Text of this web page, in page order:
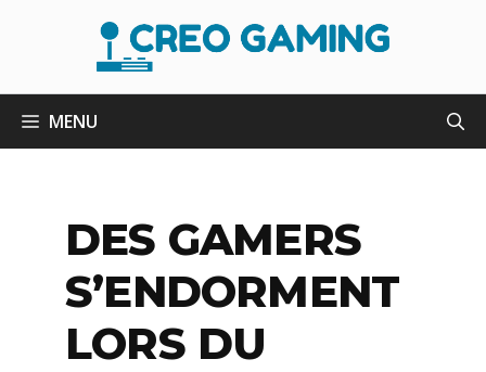
MENU
DES GAMERS
S’ENDORMENT
LORS DU